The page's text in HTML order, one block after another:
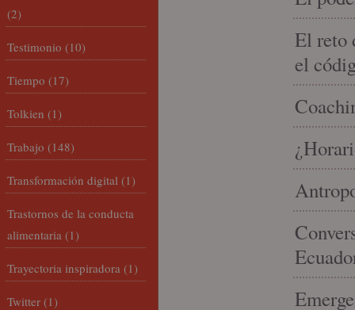
El reto
el
(2)
Testimonio (10)
Tiempo (17)
Tolkien (1)
Trabajo (148)
Transformación digital (1)
Trastornos de la conducta
alimentaria (1)
Trayectoria inspiradora (1)
Twitter (1)